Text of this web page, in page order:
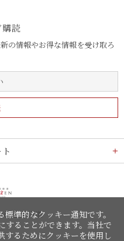
購読
の情報やお得な情報を受け取ろ
豊前街道
準的なクッキー通知です。
することができます。当社で
するためにクッキーを使用し